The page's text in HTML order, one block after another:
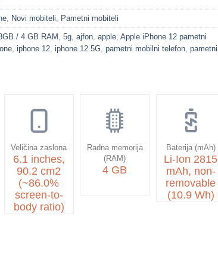
Novi mobiteli Pametni mobiteli
/ 4 GB RAM 5g ajfon apple Apple iPhone 12 pametni
iphone 12 iphone 12 5G pametni mobilni telefon pametni
Veličina zaslona
6.1 inches,
90.2 cm2
(~86.0%
screen-to-
body ratio)
Radna memorija
(RAM)
4 GB
Baterija (mAh)
Li-Ion 2815
mAh, non-
removable
(10.9 Wh)